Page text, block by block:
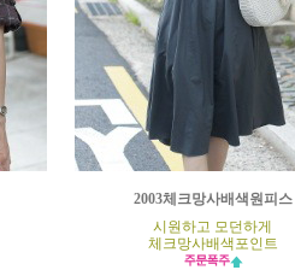
2003체크망사배색원피스
시원하고 모던하게
체크망사배색포인트